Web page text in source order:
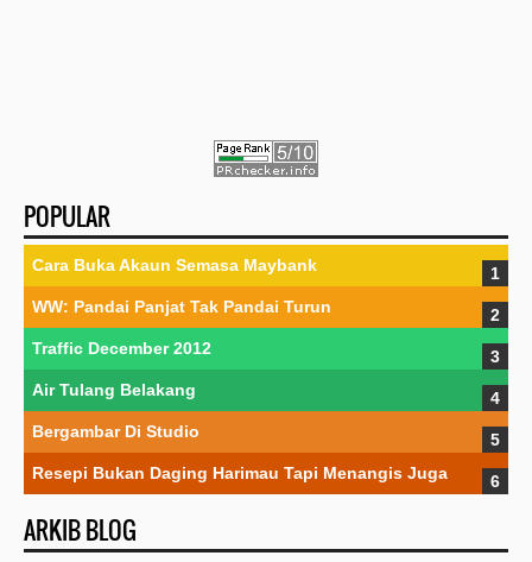
POPULAR
Cara Buka Akaun Semasa Maybank
WW: Pandai Panjat Tak Pandai Turun
Traffic December 2012
Air Tulang Belakang
Bergambar Di Studio
Resepi Bukan Daging Harimau Tapi Menangis Juga
ARKIB BLOG